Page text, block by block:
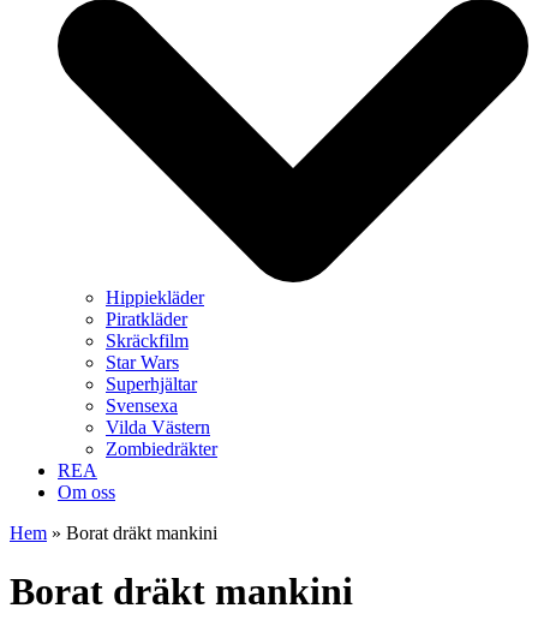
Hippiekläder
Piratkläder
Skräckfilm
Star Wars
Superhjältar
Svensexa
Vilda Västern
Zombiedräkter
REA
Om oss
Hem » Borat dräkt mankini
Borat dräkt mankini